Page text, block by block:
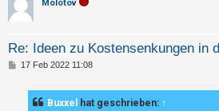
t
i
v
Molotov
Re: Ideen zu Kostensenkungen in
B17 Feb 2022 11:08
Buxxel hat geschrieben: ↑